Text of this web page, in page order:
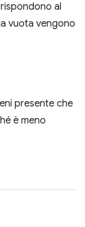
al
vuota vengono
presente che
è meno